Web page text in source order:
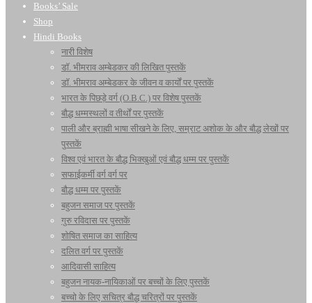
Books’ Sale
Shop
Hindi Books
नारी विशेष
डॉ. भीमराव अम्बेडकर की लिखित पुस्तकें
डॉ. भीमराव अम्बेडकर के जीवन व कार्यों पर पुस्तकें
भारत के पिछड़े वर्ग (O.B.C.) पर विशेष पुस्तकें
बौद्ध धम्मस्थलों व तीर्थों पर पुस्तकें
पाली और ब्राह्मी भाषा सीखने के लिए, सम्राट अशोक के और बौद्ध लेखों पर
पुस्तकें
विश्व एवं भारत के बौद्ध भिक्खुओं एवं बौद्ध धम्म पर पुस्तकें
सफाईकर्मी वर्ग वर्ग पर
बौद्ध धम्म पर पुस्तकें
बहुजन समाज पर पुस्तकें
गुरु रविदास पर पुस्तकें
शोषित समाज का साहित्य
दलित वर्ग पर पुस्तकें
आदिवासी साहित्य
बहुजन नायक-नायिकाओं पर बच्चों के लिए पुस्तकें
बच्चो के लिए सचित्र बौद्ध चरित्रों पर पुस्तकें